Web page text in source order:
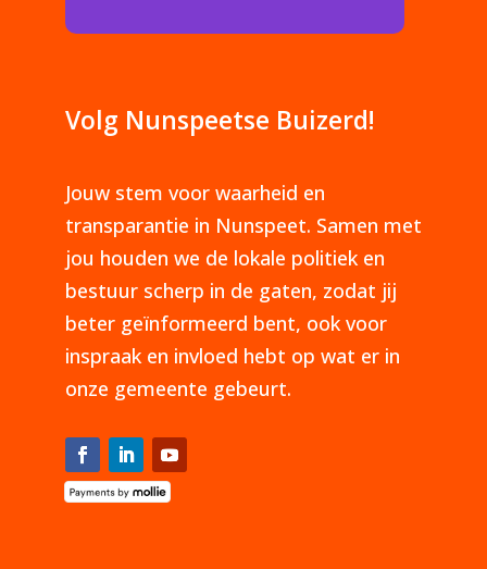
Volg Nunspeetse Buizerd!
Jouw stem voor waarheid en
transparantie in Nunspeet. Samen met
jou houden we de lokale politiek en
bestuur scherp in de gaten, zodat jij
beter geïnformeerd bent, ook voor
inspraak en invloed hebt op wat er in
onze gemeente gebeurt.